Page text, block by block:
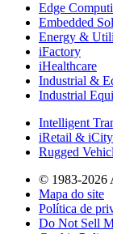
Edge
Embedded
Energy &
iFactory
iHealthcare
Industrial &
Industrial
Intelligent
iRetail &
Rugged
© 1983-2026
Mapa do site
Política de
Do Not Sell